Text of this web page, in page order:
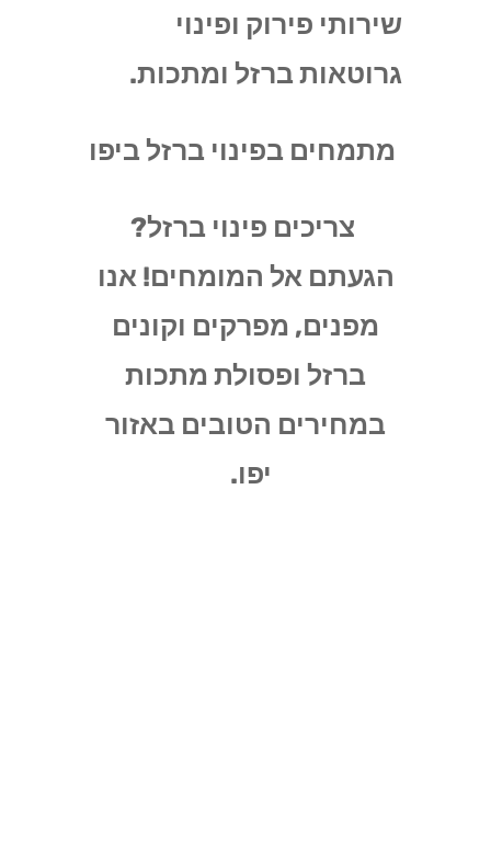
שירותי פירוק ופינוי
גרוטאות ברזל ומתכות.
מתמחים בפינוי ברזל ביפו
צריכים פינוי ברזל?
הגעתם אל המומחים! אנו
מפנים, מפרקים וקונים
ברזל ופסולת מתכות
במחירים הטובים באזור
יפו.